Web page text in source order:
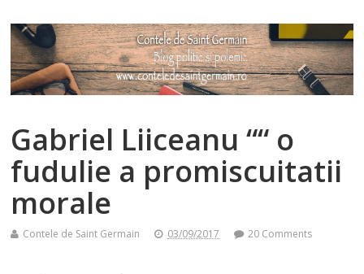
Gabriel Liiceanu ““ o
fudulie a promiscuitatii
morale
Contele de Saint Germain 03/09/2017 20 Comments